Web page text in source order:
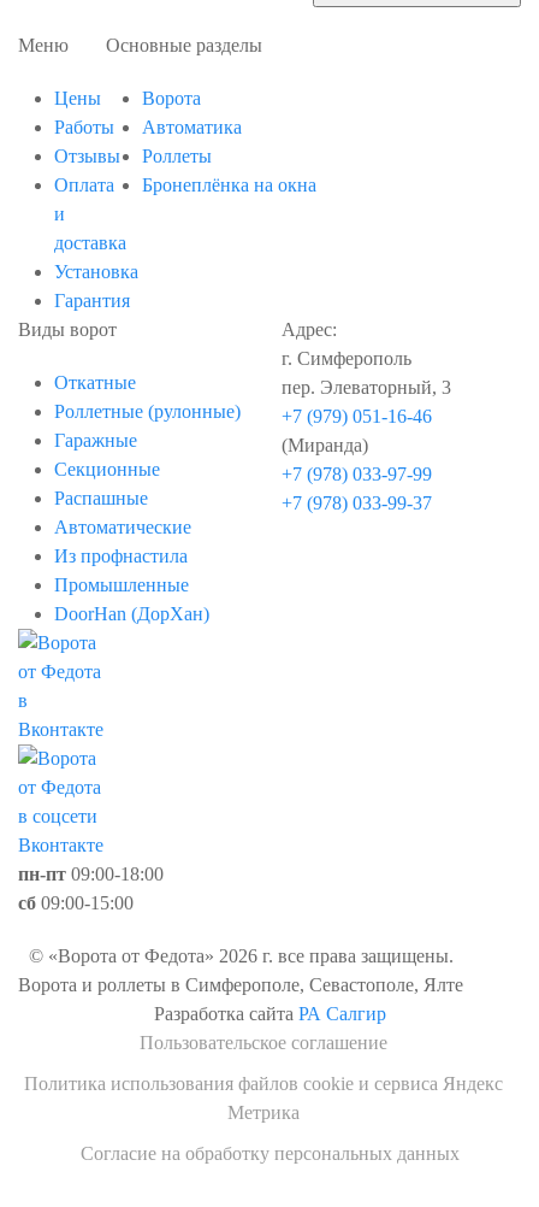
Меню
Цены
Работы
Отзывы
Оплата
и
доставка
Установка
Гарантия
Основные разделы
Ворота
Автоматика
Роллеты
Бронеплёнка на окна
Виды ворот
Откатные
Роллетные (рулонные)
Гаражные
Секционные
Распашные
Автоматические
Из профнастила
Промышленные
DoorHan (ДорХан)
Адрес:
г. Симферополь
пер. Элеваторный, 3
+7 (979) 051-16-46
(Миранда)
+7 (978) 033-97-99
+7 (978) 033-99-37
пн-пт 09:00-18:00
сб 09:00-15:00
© «Ворота от Федота» 2026 г. все права защищены.
Ворота и роллеты в Симферополе, Севастополе, Ялте
Разработка сайта РА Салгир
Пользовательское соглашение
Политика использования файлов cookie и сервиса Яндекс
Метрика
Согласие на обработку персональных данных